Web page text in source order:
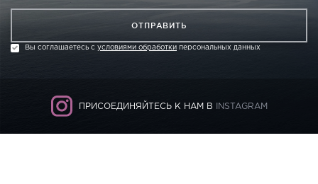
ОТПРАВИТЬ
Вы соглашаетесь с условиями обработки персональных данных
ПРИСОЕДИНЯЙТЕСЬ К НАМ В INSTAGRAM